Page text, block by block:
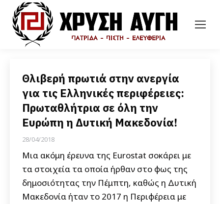
Θλιβερή πρωτιά στην ανεργία
για τις Ελληνικές περιφέρειες:
Πρωταθλήτρια σε όλη την
Ευρώπη η Δυτική Μακεδονία!
28/04/2018
Μια ακόμη έρευνα της Eurostat σοκάρει με
τα στοιχεία τα οποία ήρθαν στο φως της
δημοσιότητας την Πέμπτη, καθώς η Δυτική
Μακεδονία ήταν το 2017 η Περιφέρεια με